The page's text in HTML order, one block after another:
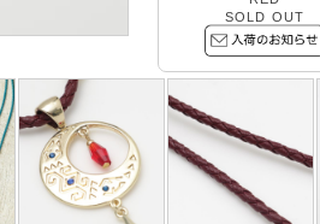
SOLD OUT